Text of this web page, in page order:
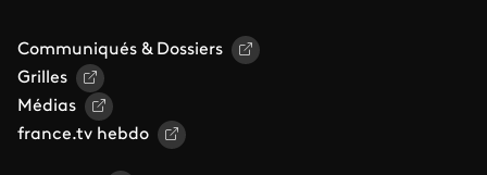
Communiqués & Dossiers
Grilles
Médias
france.tv hebdo